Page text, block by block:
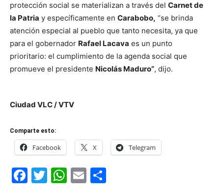
protección social se materializan a través del Carnet de
la Patria y específicamente en Carabobo, “se brinda
atención especial al pueblo que tanto necesita, ya que
para el gobernador Rafael Lacava es un punto
prioritario: el cumplimiento de la agenda social que
promueve el presidente Nicolás Maduro”, dijo.
Ciudad VLC / VTV
Comparte esto:
Facebook X Telegram
Facebook
Twitter
WhatsApp
Email